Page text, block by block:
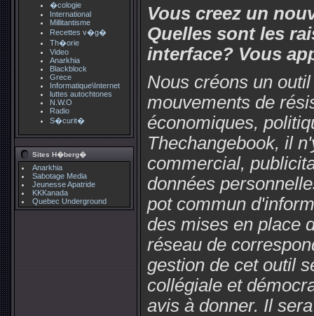
�cologie
International
Millitantisme
Recettes v�g�
Th�orie
Video
Anarkhia
Blackblock
Grece
Informatique\Internet
luttes autochtones
N.W.O
Radio
S�curit�
Sites H�berg�
Anarkhia
Sabotage Media
Jeunesse Apatride
KKKanada
Quebec Underground
Vous creez un
Quelles sont les
interface? Vous
Nous créons un
mouvements de
économiques,
Thechangebook, il
commercial,
données
pot commun
des mises en place
réseau de
gestion de cet outil
collégiale et
avis à donner. Il